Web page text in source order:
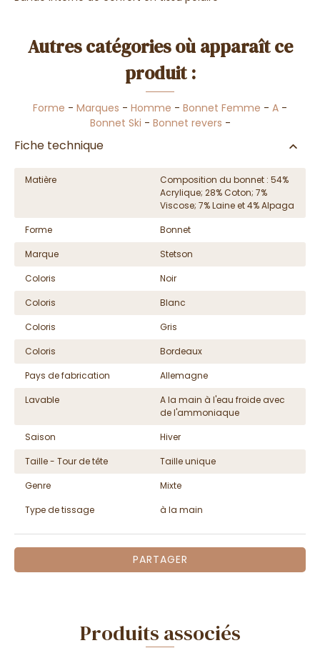
Autres catégories où apparaît ce
produit :
Forme - Marques - Homme - Bonnet Femme - A -
Bonnet Ski - Bonnet revers -
Fiche technique
Matière
Composition du bonnet : 54%
Acrylique; 28% Coton; 7%
Viscose; 7% Laine et 4% Alpaga
Forme
Bonnet
Marque
Stetson
Coloris
Noir
Coloris
Blanc
Coloris
Gris
Coloris
Bordeaux
Pays de fabrication
Allemagne
Lavable
A la main à l'eau froide avec
de l'ammoniaque
Saison
Hiver
Taille - Tour de tête
Taille unique
Genre
Mixte
Type de tissage
à la main
PARTAGER
Produits associés